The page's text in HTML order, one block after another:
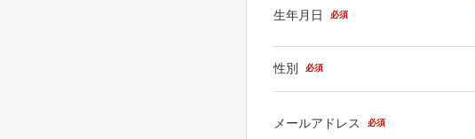
生年月日 必須
性別 必須
メールアドレス 必須